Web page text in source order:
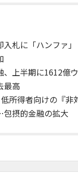
入札に「ハンファ
、上半期に1612億
最高
所得者向けの『非
摂的金融の拡大